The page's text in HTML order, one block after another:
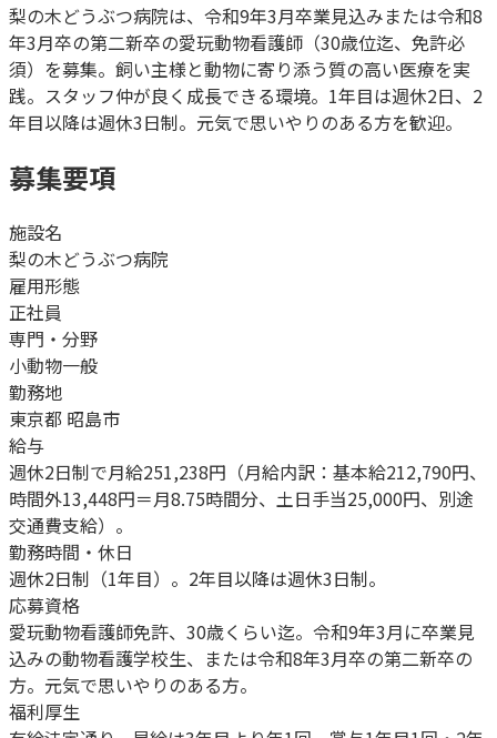
梨の木どうぶつ病院は、令和9年3月卒業見込みまたは令和8
年3月卒の第二新卒の愛玩動物看護師（30歳位迄、免許必
須）を募集。飼い主様と動物に寄り添う質の高い医療を実
践。スタッフ仲が良く成長できる環境。1年目は週休2日、2
年目以降は週休3日制。元気で思いやりのある方を歓迎。
募集要項
施設名
梨の木どうぶつ病院
雇用形態
正社員
専門・分野
小動物一般
勤務地
東京都 昭島市
給与
週休2日制で月給251,238円（月給内訳：基本給212,790円、
時間外13,448円＝月8.75時間分、土日手当25,000円、別途
交通費支給）。
勤務時間・休日
週休2日制（1年目）。2年目以降は週休3日制。
応募資格
愛玩動物看護師免許、30歳くらい迄。令和9年3月に卒業見
込みの動物看護学校生、または令和8年3月卒の第二新卒の
方。元気で思いやりのある方。
福利厚生